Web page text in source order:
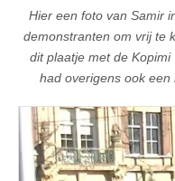
Hier een foto van Samir
demonstranten om vrij te
dit plaatje met de
had overigens ook een